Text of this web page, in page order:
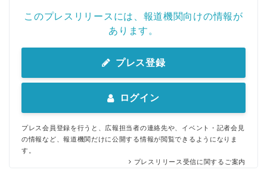
このプレスリリースには、報道機関向けの情報が
あります。
プレス登録
ログイン
プレス会員登録を行うと、広報担当者の連絡先や、イベント・記者会見
の情報など、報道機関だけに公開する情報が閲覧できるようになりま
す。
プレスリリース受信に関するご案内